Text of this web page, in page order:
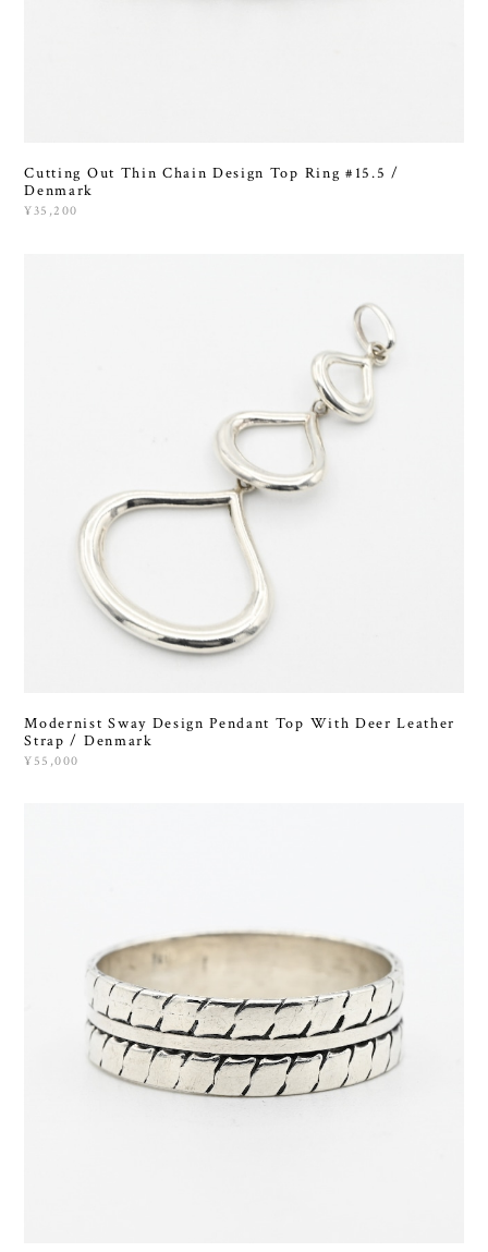
Cutting Out Thin Chain Design Top Ring #15.5 /
Denmark
¥35,200
Modernist Sway Design Pendant Top With Deer Leather
Strap / Denmark
¥55,000